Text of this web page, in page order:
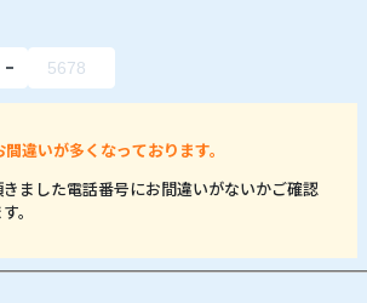
違いが多くなっております。
ました電話番号にお間違いがないかご確認
。